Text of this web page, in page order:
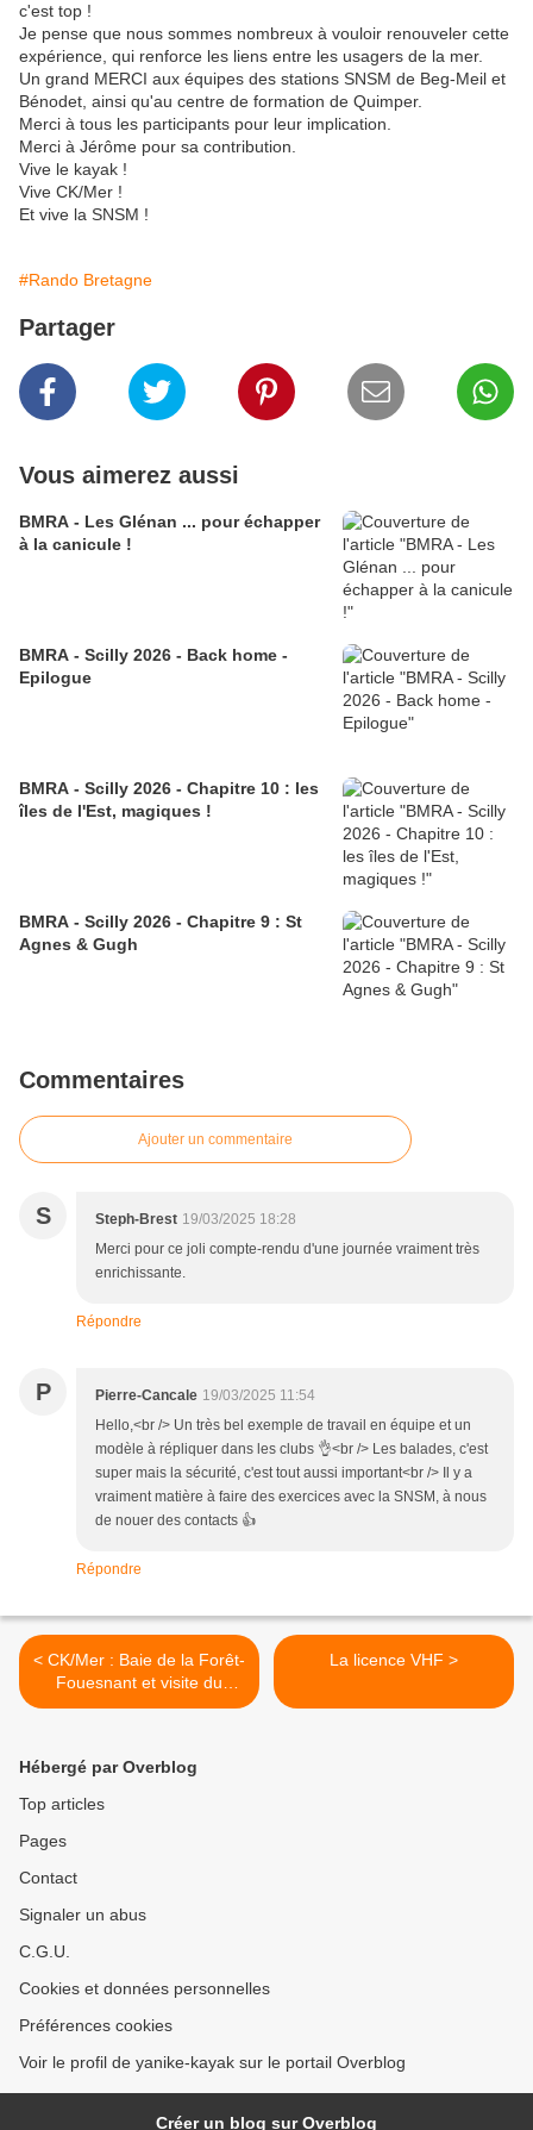
c'est top !
Je pense que nous sommes nombreux à vouloir renouveler cette
expérience, qui renforce les liens entre les usagers de la mer.
Un grand MERCI aux équipes des stations SNSM de Beg-Meil et
Bénodet, ainsi qu'au centre de formation de Quimper.
Merci à tous les participants pour leur implication.
Merci à Jérôme pour sa contribution.
Vive le kayak !
Vive CK/Mer !
Et vive la SNSM !
#Rando Bretagne
Partager
Vous aimerez aussi
BMRA - Les Glénan ... pour échapper
à la canicule !
BMRA - Scilly 2026 - Back home -
Epilogue
BMRA - Scilly 2026 - Chapitre 10 : les
îles de l'Est, magiques !
BMRA - Scilly 2026 - Chapitre 9 : St
Agnes & Gugh
Commentaires
Ajouter un commentaire
S Steph-Brest 19/03/2025 18:28
Merci pour ce joli compte-rendu d'une journée vraiment très
enrichissante.
Répondre
P Pierre-Cancale 19/03/2025 11:54
Hello,<br /> Un très bel exemple de travail en équipe et un
modèle à répliquer dans les clubs 👌<br /> Les balades, c'est
super mais la sécurité, c'est tout aussi important<br /> Il y a
vraiment matière à faire des exercices avec la SNSM, à nous
de nouer des contacts 👍
Répondre
< CK/Mer : Baie de la Forêt-
Fouesnant et visite du
sémaphore de Beg-Meil
La licence VHF >
Hébergé par Overblog
Top articles
Pages
Contact
Signaler un abus
C.G.U.
Cookies et données personnelles
Préférences cookies
Voir le profil de yanike-kayak sur le portail Overblog
Créer un blog sur Overblog